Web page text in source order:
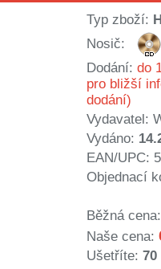
Typ zboží:
Nosič:
Dodání: do
pro bližší
dodání)
Vydavatel:
Vydáno:
EAN/UPC:
Objednací
Běžná cena:
Naše cena:
Ušetříte: 70